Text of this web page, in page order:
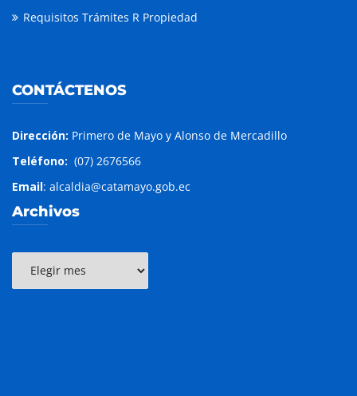
Requisitos Trámites R Propiedad
CONTÁCTENOS
Dirección: Primero de Mayo y Alonso de Mercadillo
Teléfono: (07) 2676566
Email: alcaldia@catamayo.gob.ec
Archivos